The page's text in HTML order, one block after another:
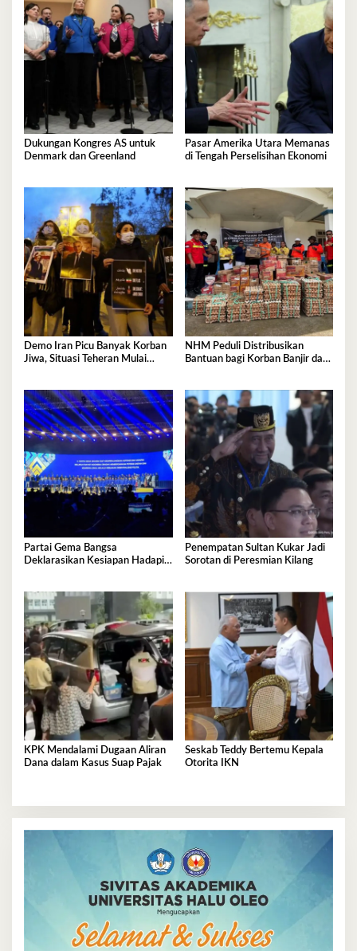
Dukungan Kongres AS untuk
Denmark dan Greenland
Pasar Amerika Utara Memanas
di Tengah Perselisihan Ekonomi
Demo Iran Picu Banyak Korban
Jiwa, Situasi Teheran Mulai
NHM Peduli Distribusikan
Bantuan bagi Korban Banjir dan
Partai Gema Bangsa
Deklarasikan Kesiapan Hadapi
Penempatan Sultan Kukar Jadi
Sorotan di Peresmian Kilang
KPK Mendalami Dugaan Aliran
Dana dalam Kasus Suap Pajak
Seskab Teddy Bertemu Kepala
Otorita IKN